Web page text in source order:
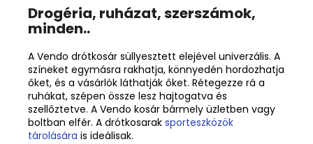
Drogéria, ruházat, szerszámok,
minden..
A Vendo drótkosár süllyesztett elejével univerzális. A
színeket egymásra rakhatja, könnyedén hordozhatja
őket, és a vásárlók láthatják őket. Rétegezze rá a
ruhákat, szépen össze lesz hajtogatva és
szellőztetve. A Vendo kosár bármely üzletben vagy
boltban elfér. A drótkosarak sporteszközök
tárolására is ideálisak.